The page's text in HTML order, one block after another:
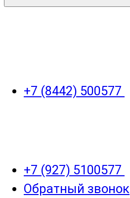
+7 (8442) 500577
+7 (927) 5100577
Обратный звонок